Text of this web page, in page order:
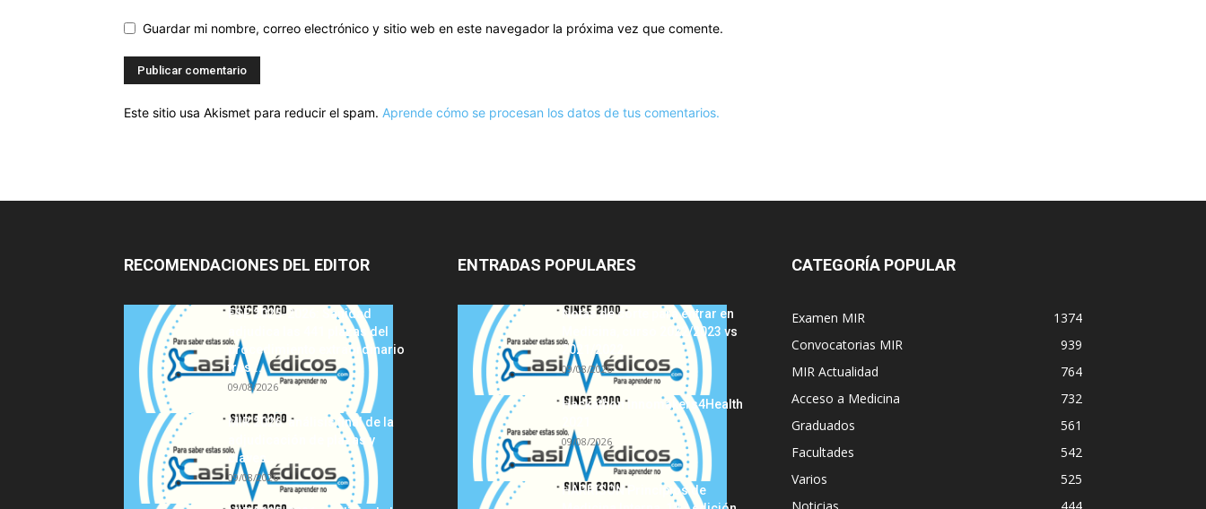
Guardar mi nombre, correo electrónico y sitio web en este navegador la próxima vez que comente.
Este sitio usa Akismet para reducir el spam. Aprende cómo se procesan los datos de tus comentarios.
RECOMENDACIONES DEL EDITOR
FSE 2025-2026: Sanidad
adjudica las 441 plazas del
procedimiento extraordinario
tras...
09/08/2026
MIR 2026: análisis final de la
adjudicación de plazas y
claves...
09/08/2026
ENTRADAS POPULARES
Notas de corte para entrar en
Medicina, curso 2022/2023 vs
2021/2022
09/08/2026
Hackathon Innomakers4Health
09/08/2026
HARRISON Principios de
CATEGORÍA POPULAR
Examen MIR
1374
Convocatorias MIR
939
MIR Actualidad
764
Acceso a Medicina
732
Graduados
561
Facultades
542
Varios
525